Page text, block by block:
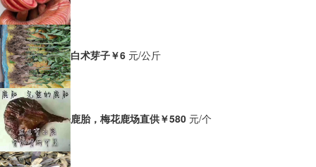
白术芽子￥6 元/公斤
鹿胎，梅花鹿场直供￥580 元/个